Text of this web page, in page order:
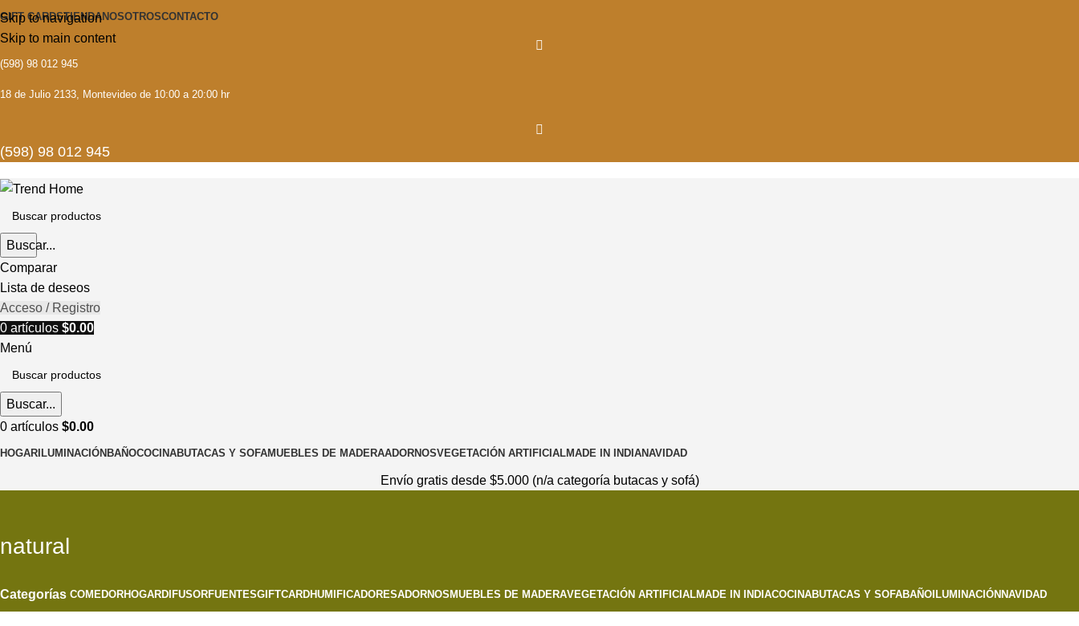
Skip to navigation
Skip to main content
GIFT CARDSTIENDANOSOTROSCONTACTO
(598) 98 012 945
18 de Julio 2133, Montevideo de 10:00 a 20:00 hr
(598) 98 012 945
Buscar...
Comparar
Lista de deseos
Acceso / Registro
0 artículos $0.00
Menú
Buscar...
0 artículos $0.00
HOGAR ILUMINACIÓN BAÑOCOCINABUTACAS Y SOFAMUEBLES DE MADERAADORNOSVEGETACIÓN ARTIFICIALMADE IN INDIANAVIDAD
Envío gratis desde $5.000 (n/a categoría butacas y sofá)
natural
Categorías COMEDORHOGARDIFUSORFUENTESGIFTCARDHUMIFICADORESADORNOS MUEBLES DE MADERAVEGETACIÓN ARTIFICIALMADE IN INDIACOCINABUTACAS Y SOFABAÑO ILUMINACIÓN NAVIDAD